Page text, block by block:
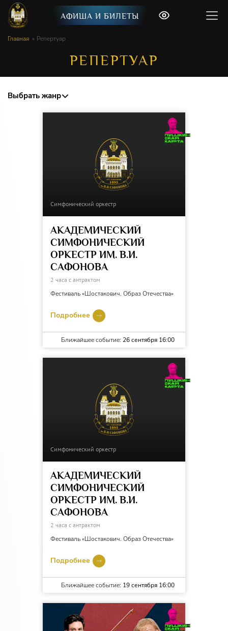
АФИША И БИЛЕТЫ
Главная Репертуар
РЕПЕРТУАР
Выбрать жанр
Симфонический оркестр
АКАДЕМИЧЕСКИЙ
СИМФОНИЧЕСКИЙ
ОРКЕСТР ИМ. В.И.
САФОНОВА
2 часа с антрактом
Фестиваль «Шостакович. Образ Отечества»
Подробнее
Ближайшее событие: 26 сентября 16:00
Симфонический оркестр
АКАДЕМИЧЕСКИЙ
СИМФОНИЧЕСКИЙ
ОРКЕСТР ИМ. В.И.
САФОНОВА
2 часа с антрактом
Фестиваль «Шостакович. Образ Отечества»
Подробнее
Ближайшее событие: 19 сентября 16:00